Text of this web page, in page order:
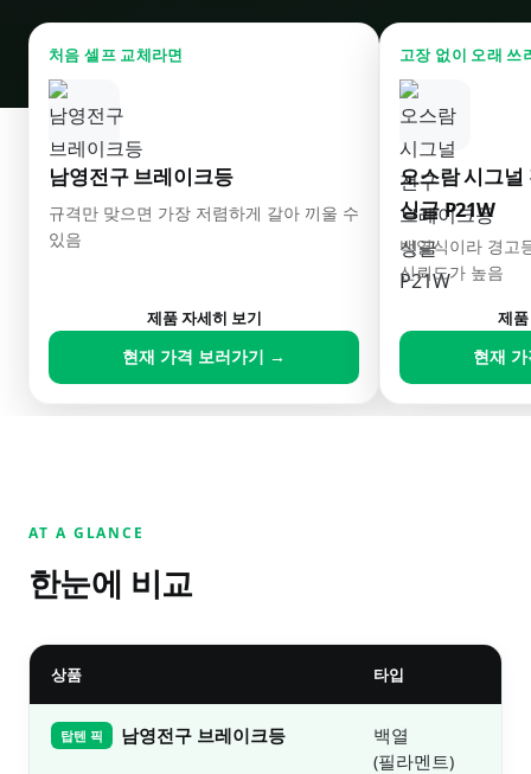
처음 셀프 교체라면
남영전구 브레이크등
규격만 맞으면 가장 저렴하게 갈아 끼울 수
있음
제품 자세히 보기
현재 가격 보러가기 →
고장 없이 오래 쓰
오스람 시그
싱글 P21W
백열식이라 경고
신뢰도가 높음
제
현재
AT A GLANCE
한눈에 비교
상품 타입
탑텐 픽 남영전구 브레이크등
백열
(필라멘트)